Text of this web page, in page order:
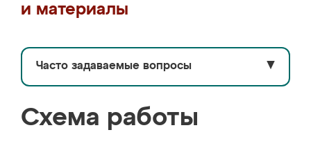
и материалы
Часто задаваемые вопросы ▼
Схема работы